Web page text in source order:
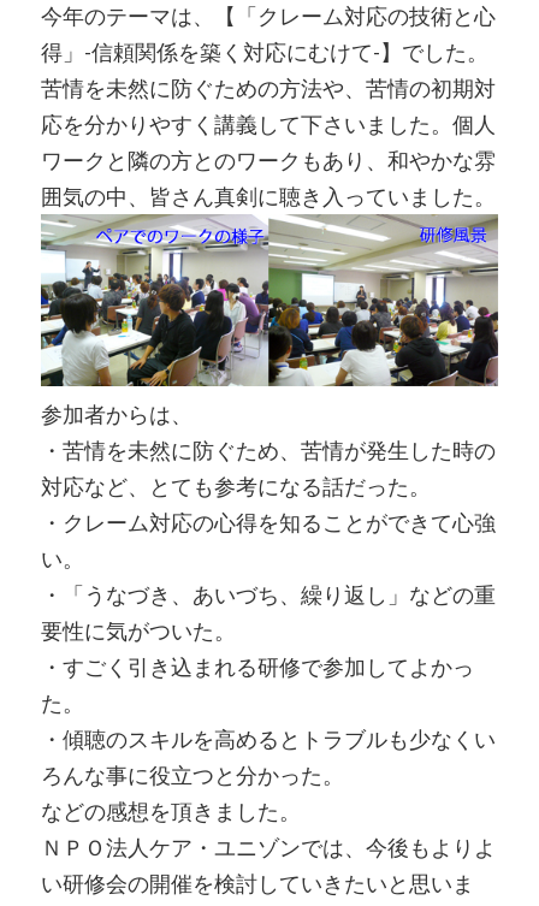
今年のテーマは、【「クレーム対応の技術と心
得」-信頼関係を築く対応にむけて-】でした。
苦情を未然に防ぐための方法や、苦情の初期対
応を分かりやすく講義して下さいました。個人
ワークと隣の方とのワークもあり、和やかな雰
囲気の中、皆さん真剣に聴き入っていました。
参加者からは、
・苦情を未然に防ぐため、苦情が発生した時の
対応など、とても参考になる話だった。
・クレーム対応の心得を知ることができて心強
い。
・「うなづき、あいづち、繰り返し」などの重
要性に気がついた。
・すごく引き込まれる研修で参加してよかっ
た。
・傾聴のスキルを高めるとトラブルも少なくい
ろんな事に役立つと分かった。
などの感想を頂きました。
ＮＰＯ法人ケア・ユニゾンでは、今後もよりよ
い研修会の開催を検討していきたいと思いま